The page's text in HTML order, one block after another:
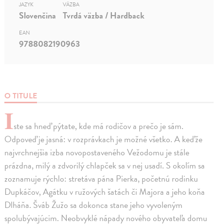
O TITULE
Iste sa hneď pýtate, kde má rodičov a prečo je sám.
Odpoveď je jasná: v rozprávkach je možné všetko. A keďže
najvrchnejšia izba novopostaveného Vežodomu je stále
prázdna, milý a zdvorilý chlapček sa v nej usadí. S okolím sa
zoznamuje rýchlo: stretáva pána Pierka, početnú rodinku
Dupkáčov, Agátku v ružových šatách či Majora a jeho koňa
Dlháňa. Šváb Žužo sa dokonca stane jeho vyvoleným
spolubývajúcim. Neobvyklé nápady nového obyvateľa domu
JAZYK
Slovenčina
VÄZBA
Tvrdá väzba / Hardback
EAN
9788082190963